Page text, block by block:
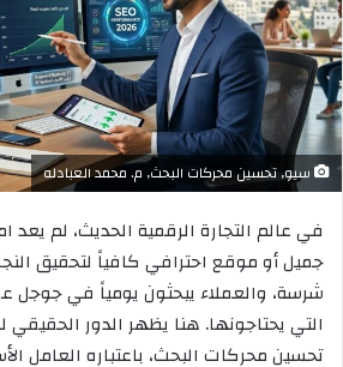
سيو, تحسين محركات البحث, م. محمد العبادله
في عالم التجارة الرقمية الحديث، لم يعد
جميل أو موقع احترافي كافياً لتحقيق
شرسة، والعملاء يبحثون يومياً في جوجل
تحسين محركات البحث، باعتباره العامل